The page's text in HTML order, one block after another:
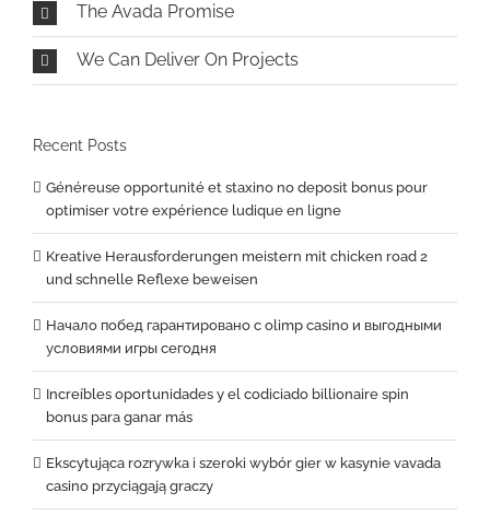
The Avada Promise
We Can Deliver On Projects
Recent Posts
Généreuse opportunité et staxino no deposit bonus pour
optimiser votre expérience ludique en ligne
Kreative Herausforderungen meistern mit chicken road 2
und schnelle Reflexe beweisen
Начало побед гарантировано с olimp casino и выгодными
условиями игры сегодня
Increíbles oportunidades y el codiciado billionaire spin
bonus para ganar más
Ekscytująca rozrywka i szeroki wybór gier w kasynie vavada
casino przyciągają graczy